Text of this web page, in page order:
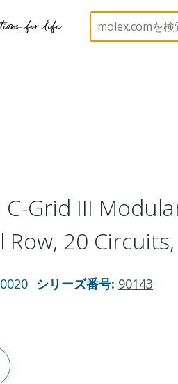
/ Wire Connectors
Grid III
Row, 20
シリーズ番号: 90143